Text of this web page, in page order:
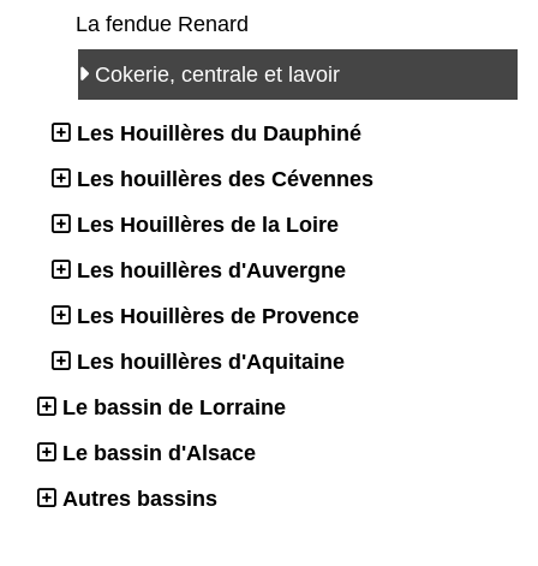
La fendue Renard
Cokerie, centrale et lavoir
Les Houillères du Dauphiné
Les houillères des Cévennes
Les Houillères de la Loire
Les houillères d'Auvergne
Les Houillères de Provence
Les houillères d'Aquitaine
Le bassin de Lorraine
Le bassin d'Alsace
Autres bassins